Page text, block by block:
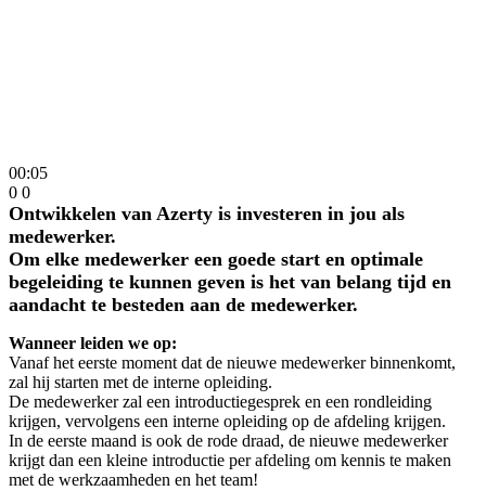
00:05
0 0
Ontwikkelen van Azerty is investeren in jou als
medewerker.
Om elke medewerker een goede start en optimale
begeleiding te kunnen geven is het van belang tijd en
aandacht te besteden aan de medewerker.
Wanneer leiden we op:
Vanaf het eerste moment dat de nieuwe medewerker binnenkomt,
zal hij starten met de interne opleiding.
De medewerker zal een introductiegesprek en een rondleiding
krijgen, vervolgens een interne opleiding op de afdeling krijgen.
In de eerste maand is ook de rode draad, de nieuwe medewerker
krijgt dan een kleine introductie per afdeling om kennis te maken
met de werkzaamheden en het team!